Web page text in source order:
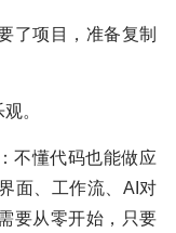
了项目，准备复制
。
不懂代码也能做应
面、工作流、AI对
要从零开始，只要